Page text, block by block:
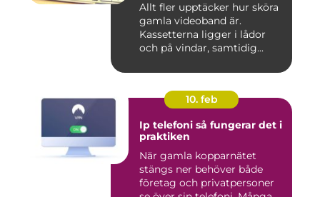
Allt fler upptäcker hur sköra
gamla videoband är.
Kassetterna ligger i lådor
och på vindar, samtidig...
10. feb
Ip telefoni så fungerar det i
praktiken
När gamla kopparnätet
stängs ner behöver både
företag och privatpersoner